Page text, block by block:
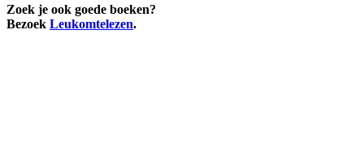
Zoek je ook goede boeken?
Bezoek Leukomtelezen.